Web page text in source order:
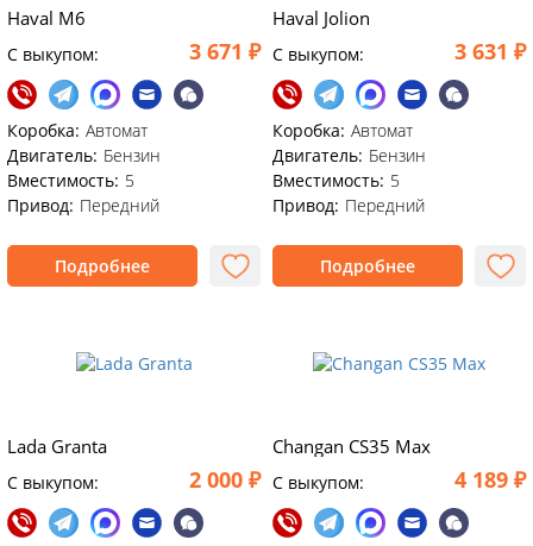
Haval M6
C выкупом: 3 671 ₽
Коробка: Автомат
Двигатель: Бензин
Вместимость: 5
Привод: Передний
Подробнее
Haval Jolion
C выкупом: 3 631 ₽
Коробка: Автомат
Двигатель: Бензин
Вместимость: 5
Привод: Передний
Подробнее
Lada Granta
C выкупом: 2 000 ₽
Changan CS35 Max
C выкупом: 4 189 ₽